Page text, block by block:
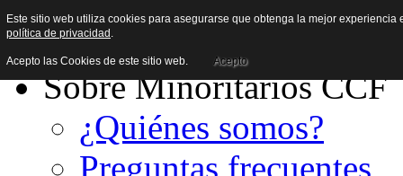
Sobre Minoritarios CCF
¿Quiénes somos?
Preguntas frecuentes
Este sitio web utiliza cookies para asegurarse que obtenga la mejor
política de privacidad .
Acepto las Cookies de este sitio web. Acepto